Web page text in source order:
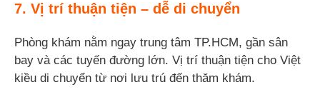
7. Vị trí thuận tiện – dễ di chuyển
Phòng khám nằm ngay trung tâm TP.HCM, gần sân
bay và các tuyến đường lớn. Vị trí thuận tiện cho Việt
kiều di chuyển từ nơi lưu trú đến thăm khám.